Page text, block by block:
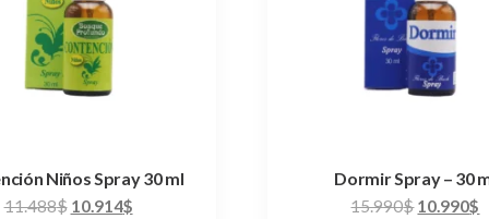
Niños Spray 30 ml
11.488$ El
10.914$El
Dormir Spray – 30
15.990$El
10.990$